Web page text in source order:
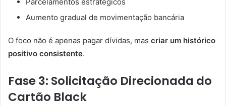
Aumento gradual de movimentação bancária
O foco não é apenas pagar dívidas, mas criar um histórico
positivo consistente.
Fase 3: Solicitação Direcionada do
Cartão Black